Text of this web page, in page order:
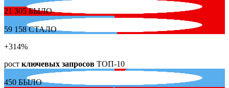
21 305БЫЛО
59 158СТАЛО
+314%
рост ключевых запросов ТОП-10
450 БЫЛО